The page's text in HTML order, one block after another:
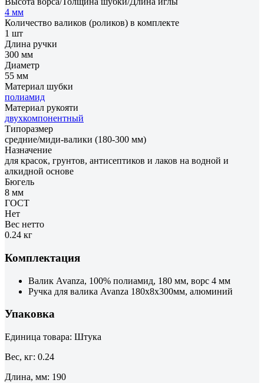
4 мм
Количество валиков (роликов) в комплекте
1 шт
Длина ручки
300 мм
Диаметр
55 мм
Материал шубки
полиамид
Материал рукояти
двухкомпонентный
Типоразмер
средние/миди-валики (180-300 мм)
Назначение
для красок, грунтов, антисептиков и лаков на водной и
алкидной основе
Бюгель
8 мм
ГОСТ
Нет
Вес нетто
0.24 кг
Комплектация
Валик Avanza, 100% полиамид, 180 мм, ворс 4 мм
Ручка для валика Avanza 180х8х300мм, алюминий
Упаковка
Единица товара: Штука
Вес, кг: 0.24
Длина, мм: 190